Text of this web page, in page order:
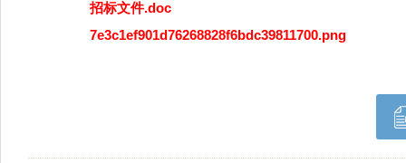
招标文件.doc
7e3c1ef901d76268828f6bdc39811700.png